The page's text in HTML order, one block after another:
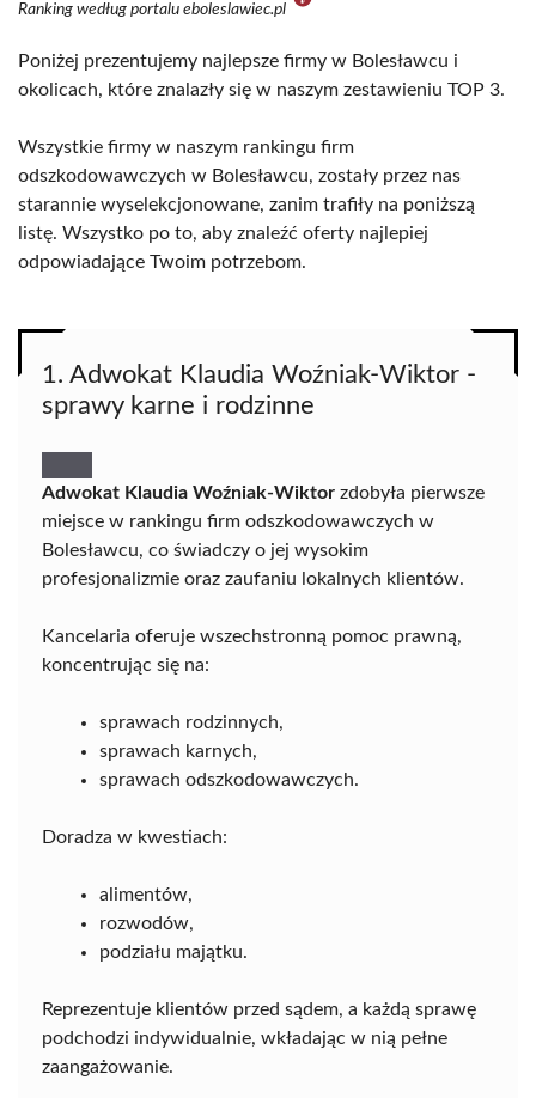
Ranking według portalu eboleslawiec.pl
Poniżej prezentujemy najlepsze firmy w Bolesławcu i
okolicach, które znalazły się w naszym zestawieniu TOP 3.
Wszystkie firmy w naszym rankingu firm
odszkodowawczych w Bolesławcu, zostały przez nas
starannie wyselekcjonowane, zanim trafiły na poniższą
listę. Wszystko po to, aby znaleźć oferty najlepiej
odpowiadające Twoim potrzebom.
1. Adwokat Klaudia Woźniak-Wiktor -
sprawy karne i rodzinne
Adwokat Klaudia Woźniak-Wiktor zdobyła pierwsze
miejsce w rankingu firm odszkodowawczych w
Bolesławcu, co świadczy o jej wysokim
profesjonalizmie oraz zaufaniu lokalnych klientów.
Kancelaria oferuje wszechstronną pomoc prawną,
koncentrując się na:
sprawach rodzinnych,
sprawach karnych,
sprawach odszkodowawczych.
Doradza w kwestiach:
alimentów,
rozwodów,
podziału majątku.
Reprezentuje klientów przed sądem, a każdą sprawę
podchodzi indywidualnie, wkładając w nią pełne
zaangażowanie.